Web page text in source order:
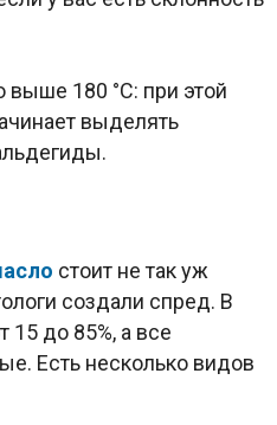
выше 180 °C: при этой
выделять
стоит не так уж
создали спред. В
до 85%, а все
Есть несколько видов